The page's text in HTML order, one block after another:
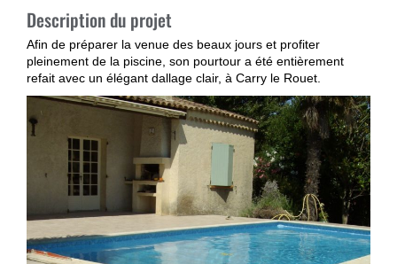
Description du projet
Afin de préparer la venue des beaux jours et profiter
pleinement de la piscine, son pourtour a été entièrement
refait avec un élégant dallage clair, à Carry le Rouet.